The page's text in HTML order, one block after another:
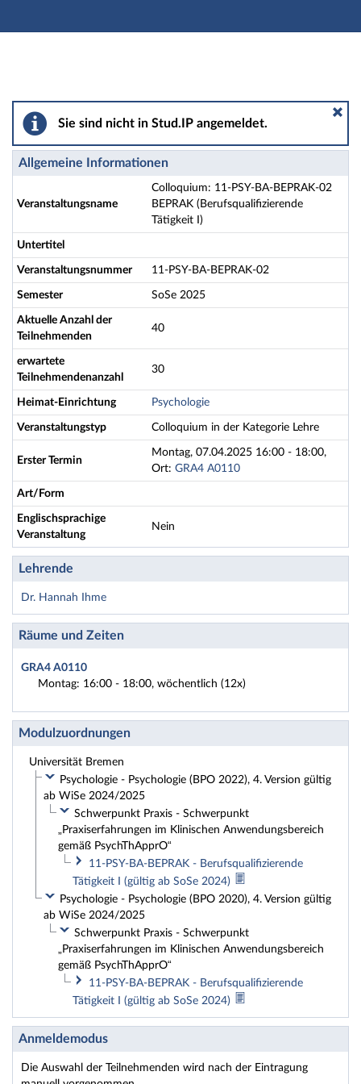
Hauptnavigation
Colloquium: 11-PSY-BA-BEPRAK-02 BEPRAK
Sie sind nicht in Stud.IP angemeldet.
Allgemeine Informationen
Veranstaltungsname
Colloquium: 11-PSY-BA-BEPRAK-02
BEPRAK (Berufsqualifizierende
Tätigkeit I)
Untertitel
Veranstaltungsnummer 11-PSY-BA-BEPRAK-02
Semester SoSe 2025
Aktuelle Anzahl der
Teilnehmenden
40
erwartete
Teilnehmendenanzahl
30
Heimat-Einrichtung Psychologie
Veranstaltungstyp Colloquium in der Kategorie Lehre
Erster Termin
Montag, 07.04.2025 16:00 - 18:00,
Ort: GRA4 A0110
Art/Form
Englischsprachige
Veranstaltung
Nein
Lehrende
Dr. Hannah Ihme
Räume und Zeiten
GRA4 A0110
Montag: 16:00 - 18:00, wöchentlich (12x)
Modulzuordnungen
Universität Bremen
Psychologie - Psychologie (BPO 2022), 4. Version gültig
ab WiSe 2024/2025
Schwerpunkt Praxis - Schwerpunkt
„Praxiserfahrungen im Klinischen Anwendungsbereich
gemäß PsychThApprO“
11-PSY-BA-BEPRAK - Berufsqualifizierende
Tätigkeit I (gültig ab SoSe 2024)
Psychologie - Psychologie (BPO 2020), 4. Version gültig
ab WiSe 2024/2025
Schwerpunkt Praxis - Schwerpunkt
„Praxiserfahrungen im Klinischen Anwendungsbereich
gemäß PsychThApprO“
11-PSY-BA-BEPRAK - Berufsqualifizierende
Tätigkeit I (gültig ab SoSe 2024)
Anmeldemodus
Die Auswahl der Teilnehmenden wird nach der Eintragung